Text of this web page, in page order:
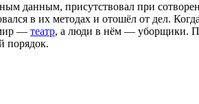
данным, присутствовал при
в их методах и отошёл от дел.
— театр, а люди в нём — уборщики.
порядок.